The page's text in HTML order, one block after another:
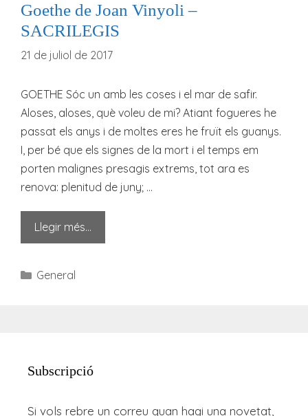
Goethe de Joan Vinyoli –
SACRILEGIS
21 de juliol de 2017
GOETHE Sóc un amb les coses i el mar de safir.
Aloses, aloses, què voleu de mi? Atiant fogueres he
passat els anys i de moltes eres he fruït els guanys.
I, per bé que els signes de la mort i el temps em
porten malignes presagis extrems, tot ara es
renova: plenitud de juny; …
Llegir més…
Categories
General
Subscripció
Si vols rebre un correu quan hagi una novetat,